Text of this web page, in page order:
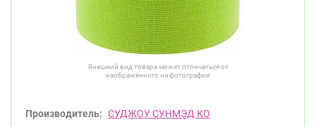
Внешний вид товара может отличаться от
изображённого на фотографии
Производитель: СУДЖОУ СУНМЭД КО